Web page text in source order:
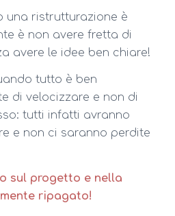
una ristrutturazione è
è non avere fretta di
avere le idee ben chiare!
tutto è ben
di velocizzare e non di
tutti infatti avranno
e non ci saranno perdite
sul progetto e nella
ripagato!